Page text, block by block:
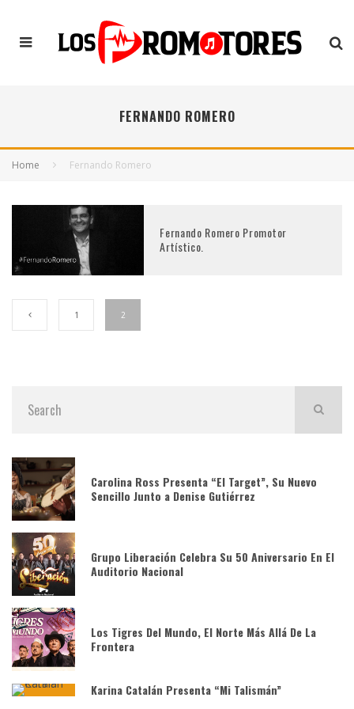
FERNANDO ROMERO
Home Fernando Romero
Fernando Romero Promotor
Artístico.
1 2
Carolina Ross Presenta “El Target”, Su Nuevo
Sencillo Junto a Denise Gutiérrez
Grupo Liberación Celebra Su 50 Aniversario En El
Auditorio Nacional
Los Tigres Del Mundo, El Norte Más Allá De La
Frontera
Karina Catalán Presenta “Mi Talismán”